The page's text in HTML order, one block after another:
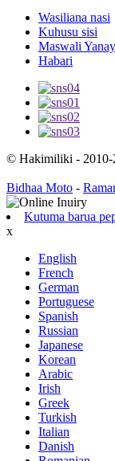
Wasiliana nasi
Kuhusu sisi
Maswali
Habari
© Hakimiliki - 2010-
Bidhaa Moto -
Kutuma barua
x
English
French
German
Portuguese
Spanish
Russian
Japanese
Korean
Arabic
Irish
Greek
Turkish
Italian
Danish